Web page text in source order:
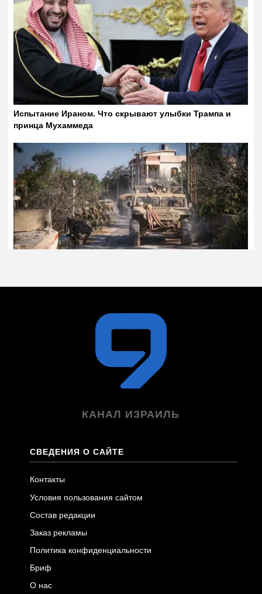
КАНАЛ ИЗРАИЛЬ
СВЕДЕНИЯ О САЙТЕ
Контакты
Условия пользования сайтом
Состав редакции
Заказ рекламы
Политика конфиденциальности
Бриф
О нас